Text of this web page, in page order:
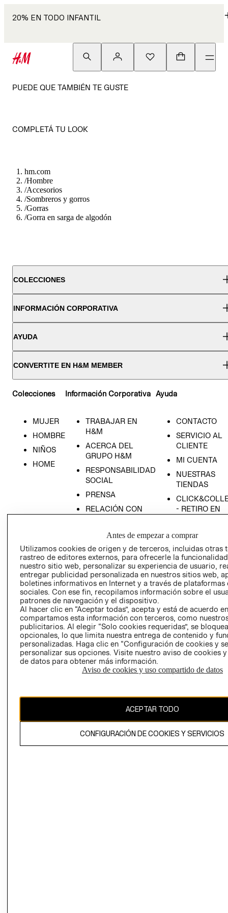
20% EN TODO INFANTIL
PUEDE QUE TAMBIÉN TE GUSTE
COMPLETÁ TU LOOK
hm.com
/Hombre
/Accesorios
/Sombreros y gorros
/Gorras
/Gorra en sarga de algodón
COLECCIONES
INFORMACIÓN CORPORATIVA
AYUDA
CONVERTITE EN H&M MEMBER
Colecciones
MUJER
HOMBRE
NIÑOS
HOME
Información Corporativa
TRABAJAR EN
H&M
ACERCA DEL
GRUPO H&M
RESPONSABILIDAD
SOCIAL
PRENSA
RELACIÓN CON
POLÍTICA
Ayuda
CONTACTO
SERVICIO AL
CLIENTE
MI CUENTA
NUESTRAS
TIENDAS
- RETIRO EN
TÉRMINOS Y
AVISO DE
PRIVACIDAD
GIFT CARD
AVISO DE
COOKIES
CAMBIAR REGIÓN
Antes de empezar a comprar
Utilizamos cookies de origen y de terceros, incluidas otras
rastreo de editores externos, para ofrecerle la
nuestro sitio web, personalizar su experiencia de usuario,
entregar publicidad personalizada en nuestros sitios web,
boletines informativos en Internet y a través de plataformas
sociales. Con ese fin, recopilamos información sobre el
patrones de navegación y el dispositivo.
Al hacer clic en “Aceptar todas”, acepta y está de acuerdo
compartamos esta información con terceros, como
publicitarios. Al elegir “Solo cookies requeridas”, se
opcionales, lo que limita nuestra entrega de contenido y
personalizadas. Haga clic en “Configuración de cookies y
personalizar sus opciones. Visite nuestro aviso de cookies
de datos para obtener más información.
Aviso de cookies y uso compartido de datos
ACEPTAR TODO
CONFIGURACIÓN DE COOKIES Y SERVICIOS